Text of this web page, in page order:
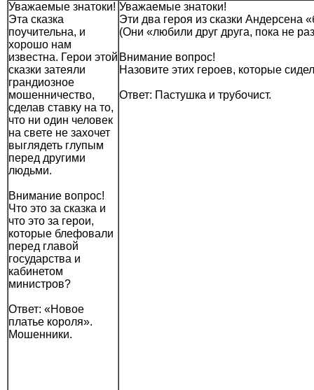
Уважаемые знатоки!
Эта сказка
поучительна, и
хорошо нам
известна. Герои этой
сказки затеяли
грандиозное
мошенничество,
сделав ставку на то,
что ни один человек
на свете не захочет
выглядеть глупым
перед другими
людьми.
Внимание вопрос!
Что это за сказка и
что это за герои,
которые блефовали
перед главой
государства и
кабинетом
министров?
Ответ: «Новое
платье короля».
Мошенники.
Уважаемые знатоки!
Эти два героя из сказки
(Они «любили друг друга, пока не
Внимание вопрос!
Назовите этих героев, которые
Ответ: Пастушка и трубочист.